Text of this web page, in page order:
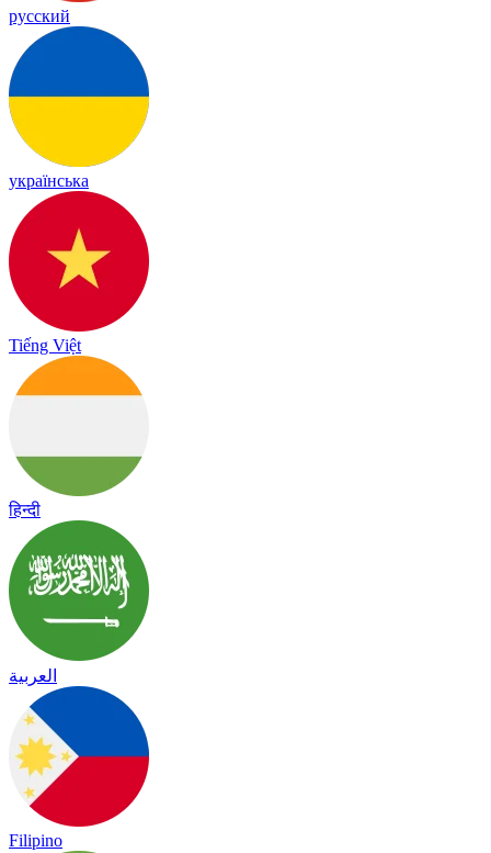
русский
українська
Tiếng Việt
हिन्दी
العربية
Filipino